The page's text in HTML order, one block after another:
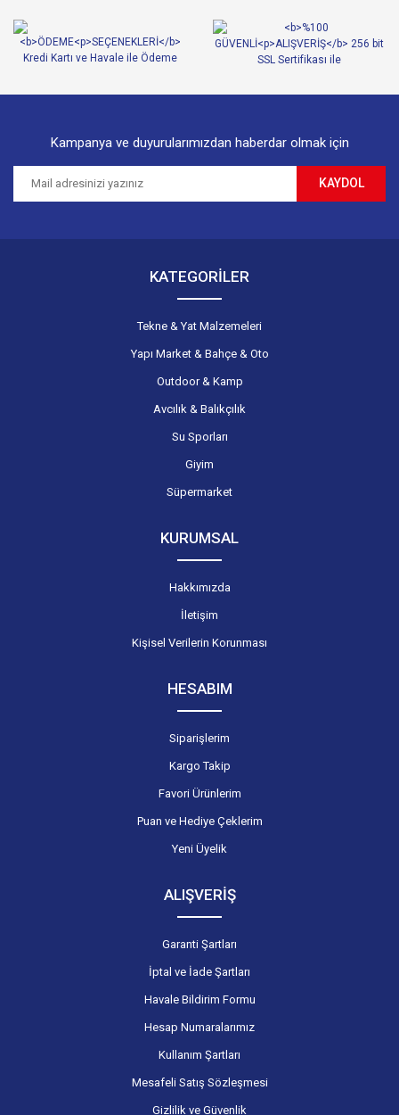
Kampanya ve duyurularımızdan haberdar olmak için
KAYDOL
KATEGORİLER
Tekne & Yat Malzemeleri
Yapı Market & Bahçe & Oto
Outdoor & Kamp
Avcılık & Balıkçılık
Su Sporları
Giyim
Süpermarket
KURUMSAL
Hakkımızda
İletişim
Kişisel Verilerin Korunması
HESABIM
Siparişlerim
Kargo Takip
Favori Ürünlerim
Puan ve Hediye Çeklerim
Yeni Üyelik
ALIŞVERİŞ
Garanti Şartları
İptal ve İade Şartları
Havale Bildirim Formu
Hesap Numaralarımız
Kullanım Şartları
Mesafeli Satış Sözleşmesi
Gizlilik ve Güvenlik